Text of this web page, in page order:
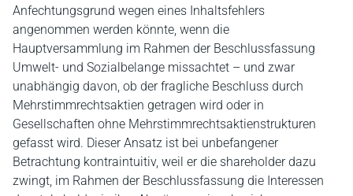
Anfechtungsgrund wegen eines Inhaltsfehlers
angenommen werden könnte, wenn die
Hauptversammlung im Rahmen der Beschlussfassung
Umwelt- und Sozialbelange missachtet – und zwar
unabhängig davon, ob der fragliche Beschluss durch
Mehrstimmrechtsaktien getragen wird oder in
Gesellschaften ohne Mehrstimmrechtsaktienstrukturen
gefasst wird. Dieser Ansatz ist bei unbefangener
Betrachtung kontraintuitiv, weil er die shareholder dazu
zwingt, im Rahmen der Beschlussfassung die Interessen